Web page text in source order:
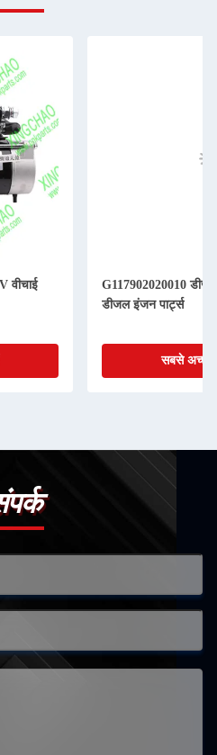
वीचाई
G117902020010
डीजल इंजन पार्ट्स
सबसे अच्छी